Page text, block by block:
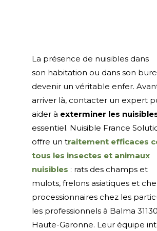
La présence de nuisibles dans
son habitation ou dans son
devenir un véritable enfer.
arriver là, contacter un expert
aider à exterminer les
essentiel. Nuisible France
offre un traitement efficaces
tous les insectes et animaux
nuisibles : rats des champs et
mulots, frelons asiatiques et
processionnaires chez les
les professionnels à Balma
Haute-Garonne. Leur équipe